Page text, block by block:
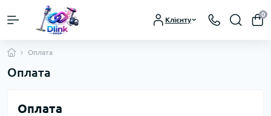
Клієнту
0
Оплата
Оплата
Оплата